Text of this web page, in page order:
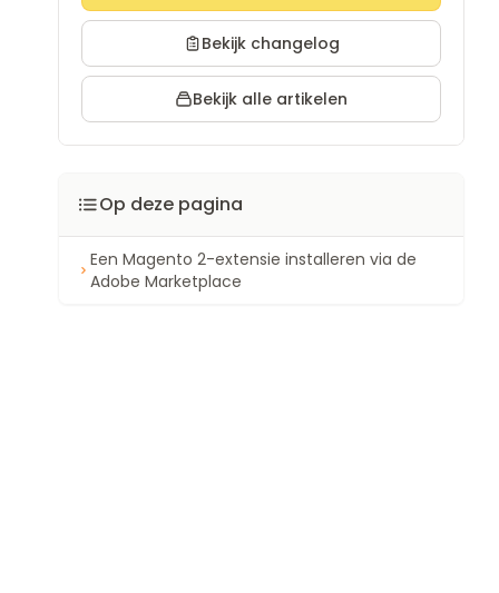
Bekijk changelog
Bekijk alle artikelen
Op deze pagina
Een Magento 2-extensie installeren via de
Adobe Marketplace